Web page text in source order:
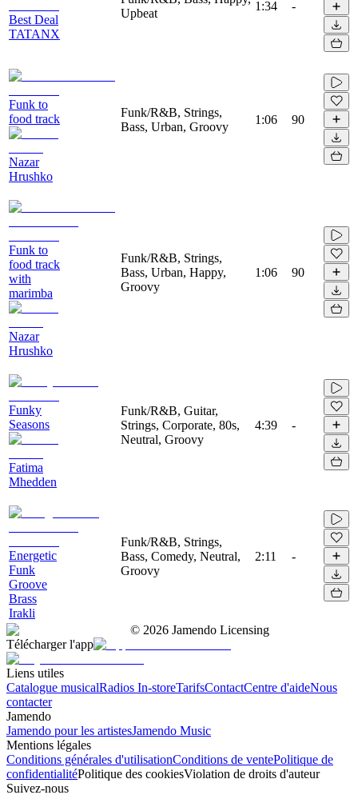
Best Deal
TATANX
Upbeat
1:34 -
Funk to
food track
Nazar
Hrushko
Funk/R&B, Strings,
Bass, Urban, Groovy
1:06 90
Funk to
food track
with
marimba
Nazar
Hrushko
Funk/R&B, Strings,
Bass, Urban, Happy,
Groovy
1:06 90
Funky
Seasons
Fatima
Mhedden
Funk/R&B, Guitar,
Strings, Corporate, 80s,
Neutral, Groovy
4:39 -
Energetic
Funk
Groove
Brass
Irakli
Funk/R&B, Strings,
Bass, Comedy, Neutral,
Groovy
2:11 -
© 2026 Jamendo Licensing
Télécharger l'app
Liens utiles
Catalogue musicalRadios In-storeTarifsContactCentre d'aideNous
contacter
Jamendo
Jamendo pour les artistesJamendo Music
Mentions légales
Conditions générales d'utilisationConditions de ventePolitique de
confidentialitéPolitique des cookiesViolation de droits d'auteur
Suivez-nous